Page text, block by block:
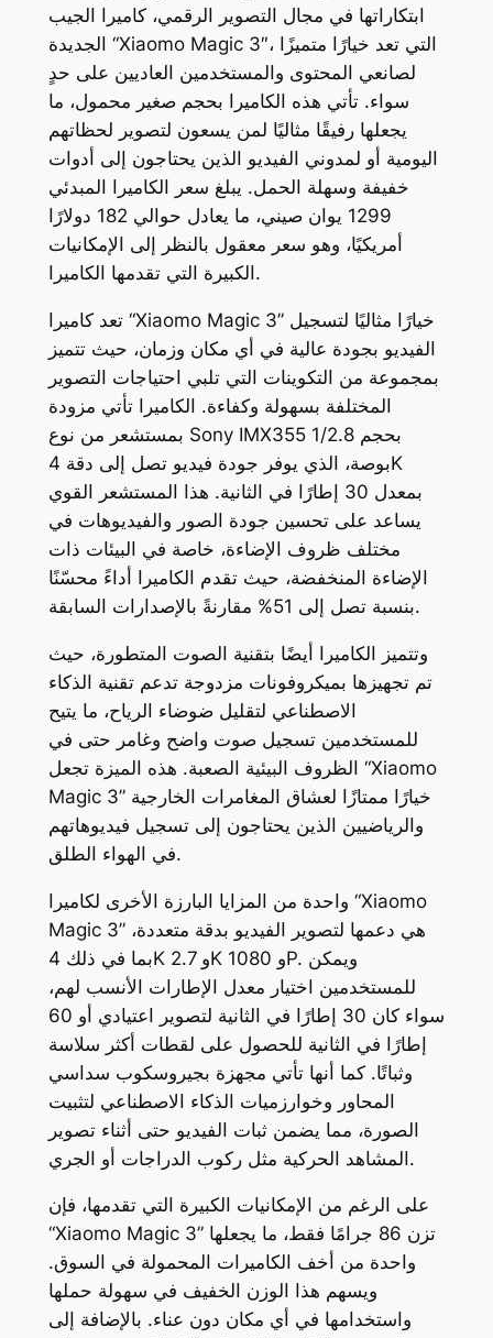
ابتكاراتها في مجال التصوير الرقمي، كاميرا الجيب
الجديدة “Xiaomo Magic 3″، التي تعد خيارًا متميزًا
لصانعي المحتوى والمستخدمين العاديين على حدٍ
سواء. تأتي هذه الكاميرا بحجم صغير محمول، ما
يجعلها رفيقًا مثاليًا لمن يسعون لتصوير لحظاتهم
اليومية أو لمدوني الفيديو الذين يحتاجون إلى أدوات
خفيفة وسهلة الحمل. يبلغ سعر الكاميرا المبدئي
1299 يوان صيني، ما يعادل حوالي 182 دولارًا
أمريكيًا، وهو سعر معقول بالنظر إلى الإمكانيات
الكبيرة التي تقدمها الكاميرا.
تعد كاميرا “Xiaomo Magic 3” خيارًا مثاليًا لتسجيل
الفيديو بجودة عالية في أي مكان وزمان، حيث تتميز
بمجموعة من التكوينات التي تلبي احتياجات التصوير
المختلفة بسهولة وكفاءة. الكاميرا تأتي مزودة
بمستشعر من نوع Sony IMX355 بحجم 1/2.8
بوصة، الذي يوفر جودة فيديو تصل إلى دقة 4K
بمعدل 30 إطارًا في الثانية. هذا المستشعر القوي
يساعد على تحسين جودة الصور والفيديوهات في
مختلف ظروف الإضاءة، خاصة في البيئات ذات
الإضاءة المنخفضة، حيث تقدم الكاميرا أداءً محسّنًا
بنسبة تصل إلى 51% مقارنةً بالإصدارات السابقة.
وتتميز الكاميرا أيضًا بتقنية الصوت المتطورة، حيث
تم تجهيزها بميكروفونات مزدوجة تدعم تقنية الذكاء
الاصطناعي لتقليل ضوضاء الرياح، ما يتيح
للمستخدمين تسجيل صوت واضح وغامر حتى في
الظروف البيئية الصعبة. هذه الميزة تجعل “Xiaomo
Magic 3” خيارًا ممتازًا لعشاق المغامرات الخارجية
والرياضيين الذين يحتاجون إلى تسجيل فيديوهاتهم
في الهواء الطلق.
واحدة من المزايا البارزة الأخرى لكاميرا “Xiaomo
Magic 3” هي دعمها لتصوير الفيديو بدقة متعددة،
بما في ذلك 4K و 2.7K و 1080P. ويمكن
للمستخدمين اختيار معدل الإطارات الأنسب لهم،
سواء كان 30 إطارًا في الثانية لتصوير اعتيادي أو 60
إطارًا في الثانية للحصول على لقطات أكثر سلاسة
وثباتًا. كما أنها تأتي مجهزة بجيروسكوب سداسي
المحاور وخوارزميات الذكاء الاصطناعي لتثبيت
الصورة، مما يضمن ثبات الفيديو حتى أثناء تصوير
المشاهد الحركية مثل ركوب الدراجات أو الجري.
على الرغم من الإمكانيات الكبيرة التي تقدمها، فإن
“Xiaomo Magic 3” تزن 86 جرامًا فقط، ما يجعلها
واحدة من أخف الكاميرات المحمولة في السوق.
ويسهم هذا الوزن الخفيف في سهولة حملها
واستخدامها في أي مكان دون عناء. بالإضافة إلى